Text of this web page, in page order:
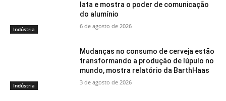
Indústria
lata e mostra o poder de comunicação
do alumínio
6 de agosto de 2026
Indústria
Mudanças no consumo de cerveja estão
transformando a produção de lúpulo no
mundo, mostra relatório da BarthHaas
3 de agosto de 2026